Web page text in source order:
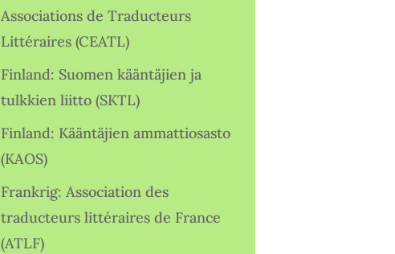
Associations de Traducteurs
Littéraires (CEATL)
Finland: Suomen kääntäjien ja
tulkkien liitto (SKTL)
Finland: Kääntäjien ammattiosasto
(KAOS)
Frankrig: Association des
traducteurs littéraires de France
(ATLF)